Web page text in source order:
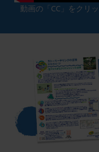
動画の「CC」をクリ